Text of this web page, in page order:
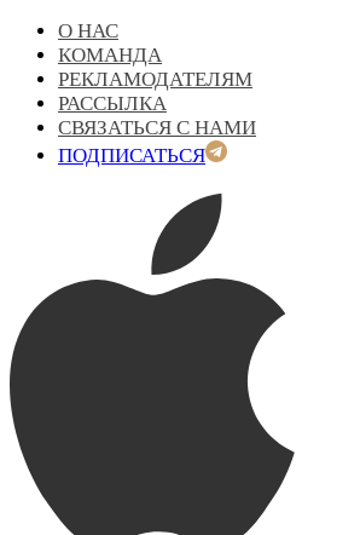
О НАС
КОМАНДА
РЕКЛАМОДАТЕЛЯМ
РАССЫЛКА
СВЯЗАТЬСЯ С НАМИ
ПОДПИСАТЬСЯ